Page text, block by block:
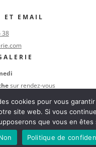
ET EMAIL
38
sur rendez-vous
38
NOUS
cookies pour vous
site web. Si vous
que vous en êtes
Politique de